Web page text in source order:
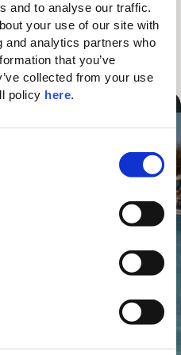
and to analyse our traffic.
your use of our site with
and analytics partners who
that you’ve
collected from your use
policy here.